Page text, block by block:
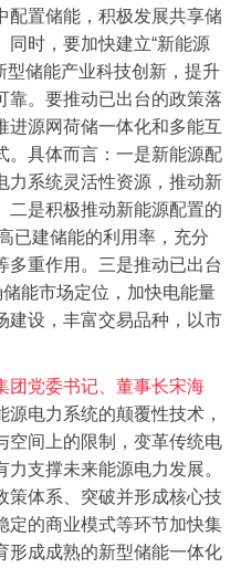
配置储能，积极发展共享储
时，要加快建立“新能源
型储能产业科技创新，提升
靠。要推动已出台的政策落
进源网荷储一体化和多能互
具体而言：一是新能源配
力系统灵活性资源，推动新
二是积极推动新能源配置的
已建储能的利用率，充分
多重作用。三是推动已出台
能市场定位，加快电能量
建设，丰富交易品种，以市
团党委书记、董事长宋海
电力系统的颠覆性技术，
空间上的限制，变革传统电
支撑未来能源电力发展。
策体系、突破并形成核心技
定的商业模式等环节加快集
形成成熟的新型储能一体化